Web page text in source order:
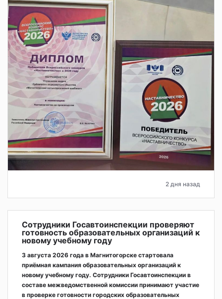
2 дня назад
Сотрудники Госавтоинспекции проверяют
готовность образовательных организаций к
новому учебному году
3 августа 2026 года в Магнитогорске стартовала
приёмная кампания образовательных организаций к
новому учебному году. Сотрудники Госавтоинспекции в
составе межведомственной комиссии принимают участие
в проверке готовности городских образовательных